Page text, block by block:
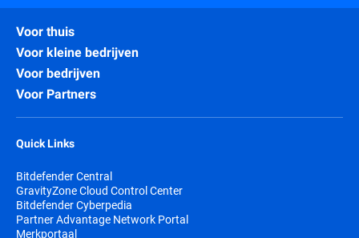
Voor thuis
Voor kleine bedrijven
Voor bedrijven
Voor Partners
Quick Links
Bitdefender Central
GravityZone Cloud Control Center
Bitdefender Cyberpedia
Partner Advantage Network Portal
Merkportaal